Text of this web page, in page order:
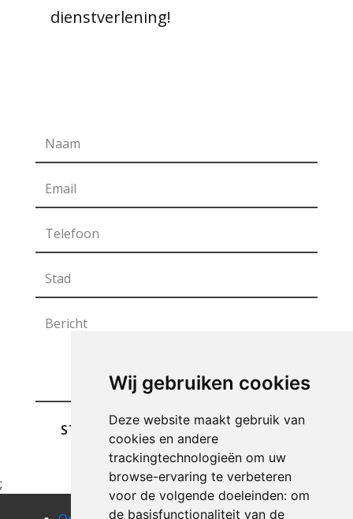
Wij gebruiken cookies
Deze website maakt gebruik van
cookies en andere
trackingtechnologieën om uw
browse-ervaring te verbeteren
voor de volgende doeleinden: om
de basisfunctionaliteit van de
dienstverlening!
STUREN
;